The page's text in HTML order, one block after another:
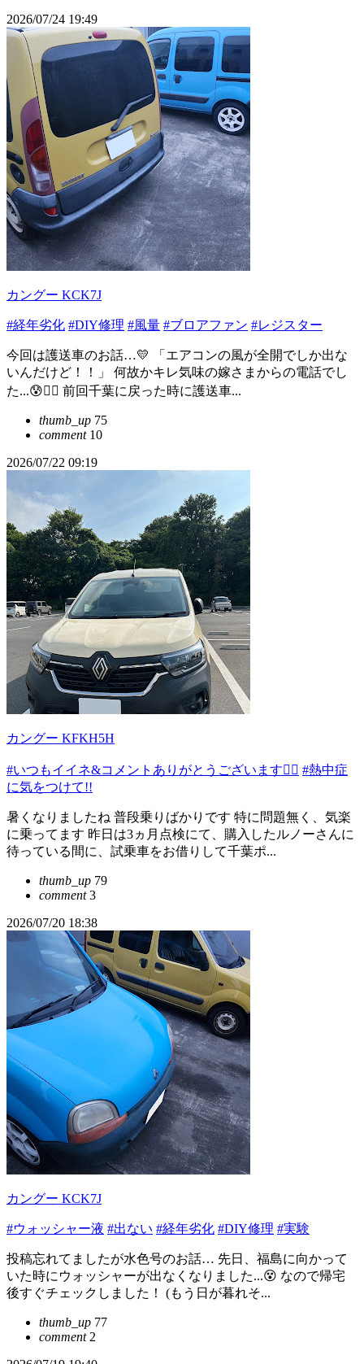
2026/07/24 19:49
カングー KCK7J
#経年劣化 #DIY修理 #風量 #ブロアファン #レジスター
今回は護送車のお話…💛 「エアコンの風が全開でしか出な
いんだけど！！」 何故かキレ気味の嫁さまからの電話でし
た...😰🙂‍↕️ 前回千葉に戻った時に護送車...
thumb_up 75
comment10
2026/07/22 09:19
カングー KFKH5H
#いつもイイネ&コメントありがとうございます🙇‍♂️ #熱中症
に気をつけて!!
暑くなりましたね 普段乗りばかりです 特に問題無く、気楽
に乗ってます 昨日は3ヵ月点検にて、購入したルノーさんに
待っている間に、試乗車をお借りして千葉ポ...
thumb_up 79
comment3
2026/07/20 18:38
カングー KCK7J
#ウォッシャー液 #出ない #経年劣化 #DIY修理 #実験
投稿忘れてましたが水色号のお話… 先日、福島に向かって
いた時にウォッシャーが出なくなりました...😵 なので帰宅
後すぐチェックしました！ (もう日が暮れそ...
thumb_up 77
comment2